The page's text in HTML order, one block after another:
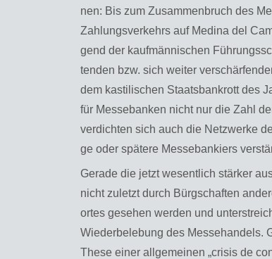
nen: Bis zum Zu­sam­men­bruch des
Zah­lungs­ver­kehrs auf Me­di­na del
gend der kauf­män­ni­schen
ten­den bzw. sich wei­ter
dem kas­ti­li­schen Staats­bank­rott des
für Mes­se­ban­ken nicht nur die Zahl
ver­dich­ten sich auch die Netz­wer­ke
ge oder spä­te­re Mes­se­ban­kiers
Ge­ra­de die jetzt we­sent­lich stär­ker
nicht zu­letzt durch Bürg­schaf­ten
or­tes ge­se­hen wer­den und
Wie­der­be­le­bung des Mes­se­han­dels.
These einer all­ge­mei­nen „cri­sis de